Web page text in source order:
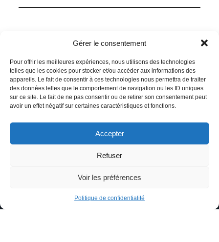
Gérer le consentement
Pour offrir les meilleures expériences, nous utilisons des technologies
telles que les cookies pour stocker et/ou accéder aux informations des
appareils. Le fait de consentir à ces technologies nous permettra de traiter
des données telles que le comportement de navigation ou les ID uniques
sur ce site. Le fait de ne pas consentir ou de retirer son consentement peut
avoir un effet négatif sur certaines caractéristiques et fonctions.
Accepter
Refuser
Voir les préférences
Politique de confidentialité
40 Traverse de la Paoute
Bureau Île-de-France
75008 Paris